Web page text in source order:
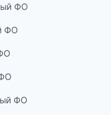
ФО
ФО
ФО